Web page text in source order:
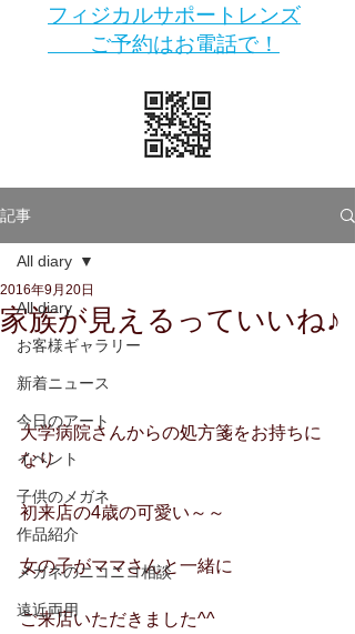
​フィジカルサポートレンズ
ご予約はお電話で！
記事
All diary
お客様ギャラリー
新着ニュース
今日のアート
イベント
子供のメガネ
作品紹介
メガネのニコニコ相談
遠近両用
All diary
家族が見えるっていいね♪
2016年9月20日
大学病院さんからの処方箋をお持ちに
なり
初来店の4歳の可愛い～～
女の子がママさんと一緒に
ご来店いただきました^^